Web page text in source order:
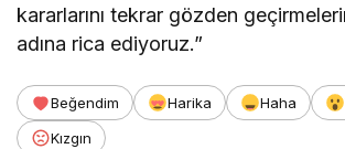
kararlarını tekrar gözden
adına rica ediyoruz.”
Beğendim Harika Haha
Kızgın